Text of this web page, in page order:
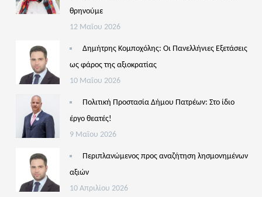
θρηνούμε
12 Μαΐου 2026
Δημήτρης Κομποχόλης: Οι Πανελλήνιες Εξετάσεις
ως φάρος της αξιοκρατίας
10 Μαΐου 2026
Πολιτική Προστασία Δήμου Πατρέων: Στο ίδιο
έργο θεατές!
9 Μαΐου 2026
Περιπλανώμενος προς αναζήτηση λησμονημένων
αξιών
10 Απριλίου 2026